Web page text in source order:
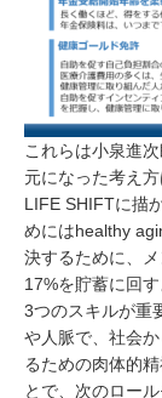
これらは小泉進
元になった考え
LIFE SHIFTに描
めにはhealthy
決するために、
17%を貯蓄に回
3つのスキルが重
や人脈で、社会
るための肉体的
とで、次のロー